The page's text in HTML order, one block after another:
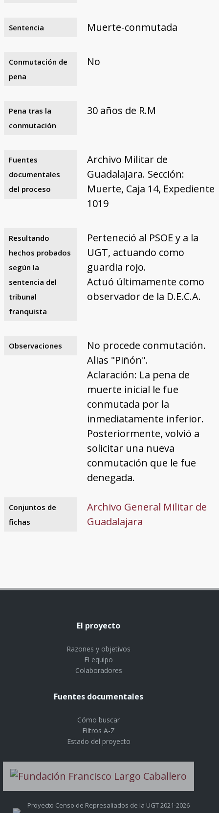
Sentencia Muerte-conmutada
Conmutación de
pena
No
Pena tras la
conmutación
30 años de R.M
Fuentes
documentales
del proceso
Archivo Militar de
Guadalajara. Sección:
Muerte, Caja 14, Expediente
1019
Resultando
hechos probados
según la
sentencia del
tribunal
franquista
Perteneció al PSOE y a la
UGT, actuando como
guardia rojo.
Actuó últimamente como
observador de la D.E.C.A.
Observaciones
No procede conmutación.
Alias "Piñón".
Aclaración: La pena de
muerte inicial le fue
conmutada por la
inmediatamente inferior.
Posteriormente, volvió a
solicitar una nueva
conmutación que le fue
denegada.
Conjuntos de
fichas
Archivo General Militar de
Guadalajara
El proyecto
Razones y objetivos
El equipo
Colaboradores
Fuentes documentales
Cómo buscar
Filtros A-Z
Estado del proyecto
Proyecto Censo de Represaliados de la UGT 2021-2026